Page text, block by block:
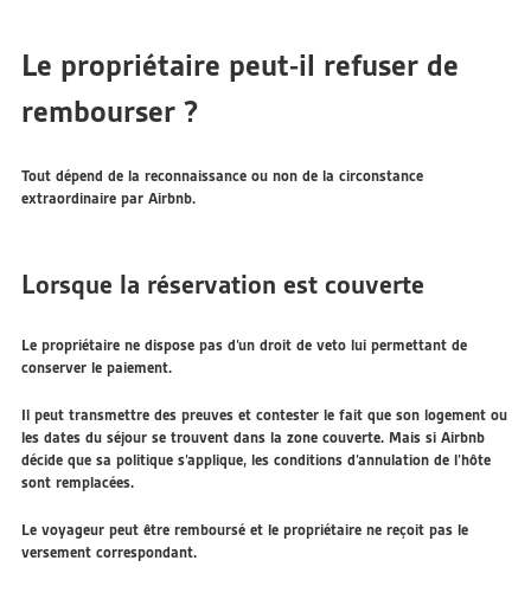
Le propriétaire peut-il refuser de
rembourser ?
Tout dépend de la reconnaissance ou non de la circonstance
extraordinaire par Airbnb.
Lorsque la réservation est couverte
Le propriétaire ne dispose pas d’un droit de veto lui permettant de
conserver le paiement.
Il peut transmettre des preuves et contester le fait que son logement ou
les dates du séjour se trouvent dans la zone couverte. Mais si Airbnb
décide que sa politique s’applique, les conditions d’annulation de l’hôte
sont remplacées.
Le voyageur peut être remboursé et le propriétaire ne reçoit pas le
versement correspondant.